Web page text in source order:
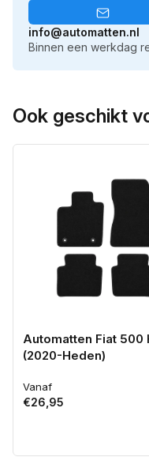
info@automatten.nl
Binnen een werkdag
Ook geschikt
Automatten Fiat 500
(2020-Heden)
Normale
prijs
Vanaf
€26,95